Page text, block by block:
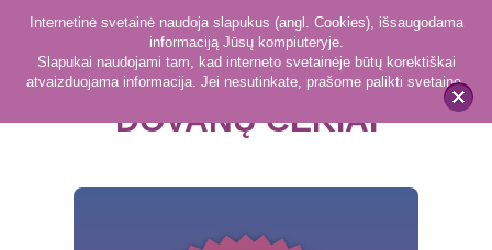
x
Internetinė svetainė naudoja slapukus (angl. Cookies), išsaugodama
informaciją Jūsų kompiuteryje.
Slapukai naudojami tam, kad interneto svetainėje būtų korektiškai
atvaizduojama informacija. Jei nesutinkate, prašome palikti svetainę.
DOVANŲ ČEKIAI